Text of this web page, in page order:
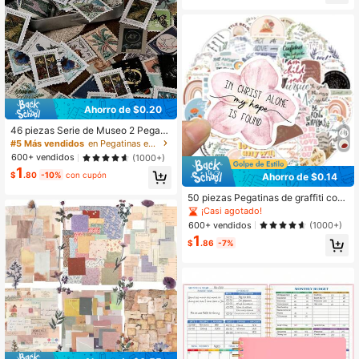
Ahorro de $0.20
46 piezas Serie de Museo 2 Pegati
nas de Plantas Vintage para Scrapb
ooking Decoración DIY, Útiles Escol
ares
#5 Más vendidos
en Pegatinas estilo Polaroid Pegatina pegatina
600+ vendidos
(1000+)
$1.80 -10% con cupón
Ahorro de $0.14
50 piezas Pegatinas de graffiti con
frases bíblicas originales para decor
ar equipaje, bolígrafos, guitarras, cu
adernos y útiles escolares de papel
ería
¡Casi agotado!
600+ vendidos
(1000+)
$1 .86 -7%